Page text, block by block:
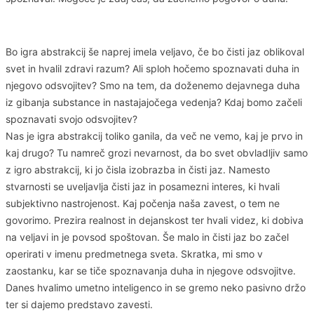
Bo igra abstrakcij še naprej imela veljavo, če bo čisti jaz oblikoval
svet in hvalil zdravi razum? Ali sploh hočemo spoznavati duha in
njegovo odsvojitev? Smo na tem, da doženemo dejavnega duha
iz gibanja substance in nastajajočega vedenja? Kdaj bomo začeli
spoznavati svojo odsvojitev?
Nas je igra abstrakcij toliko ganila, da več ne vemo, kaj je prvo in
kaj drugo? Tu namreč grozi nevarnost, da bo svet obvladljiv samo
z igro abstrakcij, ki jo čisla izobrazba in čisti jaz. Namesto
stvarnosti se uveljavlja čisti jaz in posamezni interes, ki hvali
subjektivno nastrojenost. Kaj počenja naša zavest, o tem ne
govorimo. Prezira realnost in dejanskost ter hvali videz, ki dobiva
na veljavi in je povsod spoštovan. Še malo in čisti jaz bo začel
operirati v imenu predmetnega sveta. Skratka, mi smo v
zaostanku, kar se tiče spoznavanja duha in njegove odsvojitve.
Danes hvalimo umetno inteligenco in se gremo neko pasivno držo
ter si dajemo predstavo zavesti.